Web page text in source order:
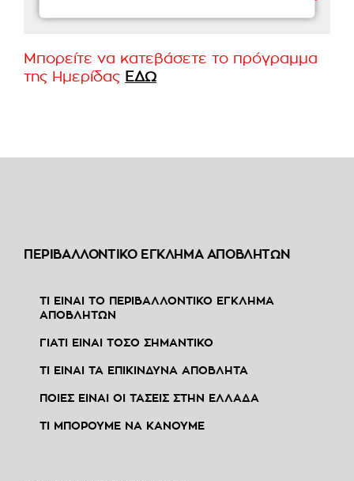
Μπορείτε να κατεβάσετε το πρόγραμμα
της Ημερίδας ΕΔΩ
ΠΕΡΙΒΑΛΛΟΝΤΙΚΟ ΕΓΚΛΗΜΑ ΑΠΟΒΛΗΤΩΝ
ΤΙ ΕΙΝΑΙ ΤΟ ΠΕΡΙΒΑΛΛΟΝΤΙΚΟ ΕΓΚΛΗΜΑ
ΑΠΟΒΛΗΤΩΝ
ΓΙΑΤΙ ΕΙΝΑΙ ΤΟΣΟ ΣΗΜΑΝΤΙΚΟ
ΤΙ ΕΙΝΑΙ ΤΑ ΕΠΙΚΙΝΔΥΝΑ ΑΠΟΒΛΗΤΑ
ΠΟΙΕΣ ΕΙΝΑΙ ΟΙ ΤΑΣΕΙΣ ΣΤΗΝ ΕΛΛΑΔΑ
ΤΙ ΜΠΟΡΟΥΜΕ ΝΑ ΚΑΝΟΥΜΕ